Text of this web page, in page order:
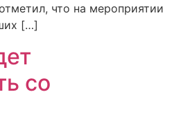
что на мероприятии
[…]
со